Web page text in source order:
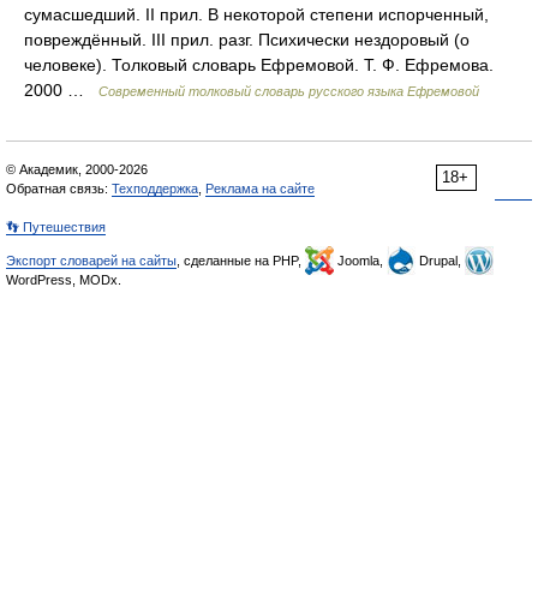
сумасшедший. II прил. В некоторой степени испорченный,
повреждённый. III прил. разг. Психически нездоровый (о
человеке). Толковый словарь Ефремовой. Т. Ф. Ефремова.
2000 …
Современный толковый словарь русского языка Ефремовой
18+
© Академик, 2000-2026
Обратная связь: Техподдержка Реклама на сайте
👣 Путешествия
Экспорт словарей на сайты , сделанные на PHP, Joomla,
Drupal,
WordPress, MODx.